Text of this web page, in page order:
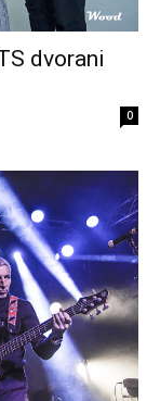
dvorani
0